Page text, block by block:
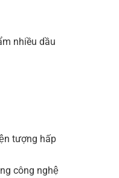
nhiều dầu
tượng hấp
công nghệ